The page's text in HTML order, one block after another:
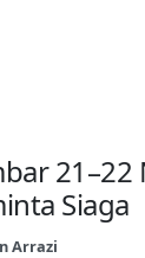
Siaga
Arrazi